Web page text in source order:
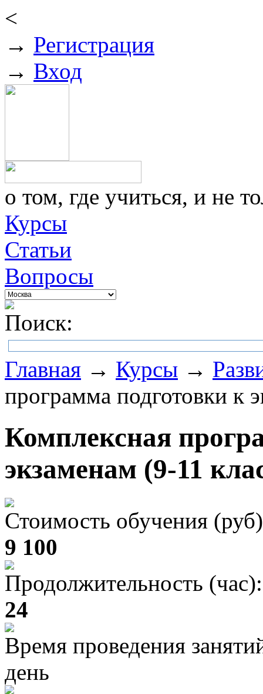
<
→ Регистрация
→ Вход
о том, где учиться, и не
Курсы
Статьи
Вопросы
Поиск:
Главная → Курсы →
программа подготовки к
Комплексная
экзаменам (9-11
Стоимость обучения
9 100
Продолжительность (час):
24
Время проведения
день